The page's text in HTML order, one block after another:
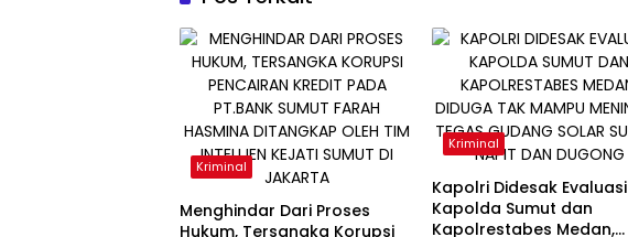
Kriminal
Menghindar Dari Proses
Hukum, Tersangka Korupsi
Kriminal
Kapolri Didesak Evaluasi
Kapolda Sumut dan
Kapolrestabes Medan,